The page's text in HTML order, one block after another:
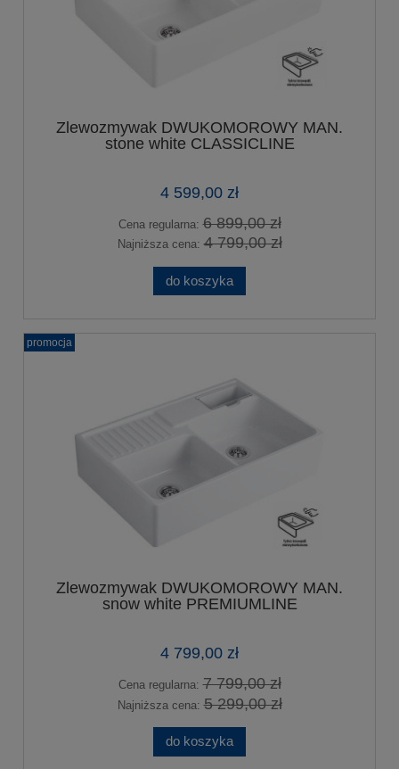
Zlewozmywak DWUKOMOROWY MAN.
stone white CLASSICLINE
4 599,00 zł
Cena regularna:6 899,00 zł
Najniższa cena:4 799,00 zł
do koszyka
Zlewozmywak DWUKOMOROWY MAN.
snow white PREMIUMLINE
4 799,00 zł
Cena regularna:7 799,00 zł
Najniższa cena:5 299,00 zł
do koszyka
promocja